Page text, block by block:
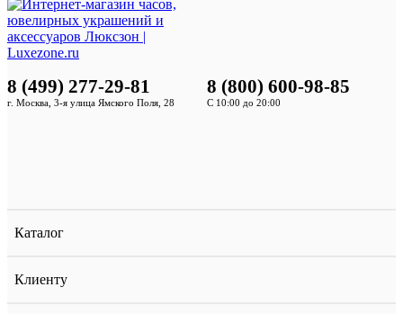
Каталог
Клиенту
8 (499) 277-29-81
г. Москва, 3-я улица Ямского Поля, 28
8 (800) 600-98-85
С 10:00 до 20:00